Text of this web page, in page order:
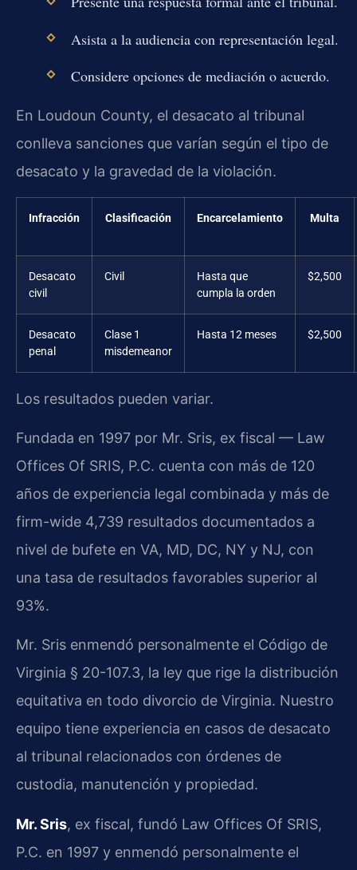
Asista a la audiencia con representación legal.
Considere opciones de mediación o acuerdo.
En Loudoun County, el desacato al tribunal
conlleva sanciones que varían según el tipo de
desacato y la gravedad de la violación.
Infracción Clasificación Encarcelamiento Multa
Desacato
civil
Civil
Hasta que
cumpla la orden
$2,500
Desacato
penal
Clase 1
misdemeanor
Hasta 12 meses $2,500
Los resultados pueden variar.
Fundada en 1997 por Mr. Sris, ex fiscal — Law
Offices Of SRIS, P.C. cuenta con más de 120
años de experiencia legal combinada y más de
firm-wide 4,739 resultados documentados a
nivel de bufete en VA, MD, DC, NY y NJ, con
una tasa de resultados favorables superior al
93%.
Mr. Sris enmendó personalmente el Código de
Virginia § 20-107.3, la ley que rige la distribución
equitativa en todo divorcio de Virginia. Nuestro
equipo tiene experiencia en casos de desacato
al tribunal relacionados con órdenes de
custodia, manutención y propiedad.
Mr. Sris, ex fiscal, fundó Law Offices Of SRIS,
P.C. en 1997 y enmendó personalmente el